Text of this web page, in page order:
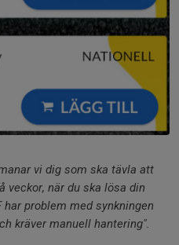
vi dig som ska tävla att
veckor, när du ska lösa din
problem med synkningen
kräver manuell hantering".